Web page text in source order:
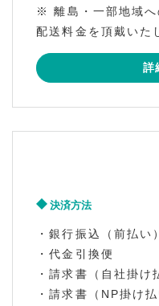
※ 離島・一部地域へ
配送料金を頂戴いた
詳
決済方法
・銀行振込（前払い）
・代金引換便
・請求書（自社掛け
・請求書（NP掛け払